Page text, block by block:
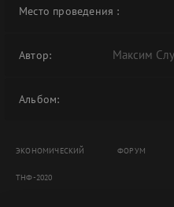
Место проведения :
Автор: Максим
Альбом:
ЭКОНОМИЧЕСКИЙ ФОРУМ
ТНФ-2020